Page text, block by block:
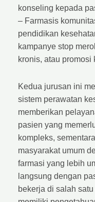
konseling kepada
– Farmasis
pendidikan
kampanye stop
kronis, atau promosi
Kedua jurusan ini
sistem perawatan
memberikan
pasien yang
kompleks,
masyarakat umum
farmasi yang lebih
langsung dengan
bekerja di salah